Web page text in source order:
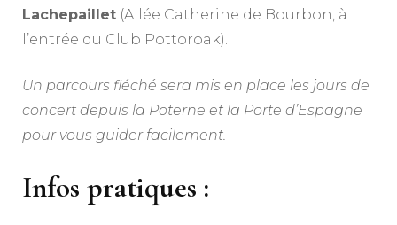
Lachepaillet (Allée Catherine de Bourbon, à
l’entrée du Club Pottoroak).
Un parcours fléché sera mis en place les jours de
concert depuis la Poterne et la Porte d’Espagne
pour vous guider facilement.
Infos pratiques :